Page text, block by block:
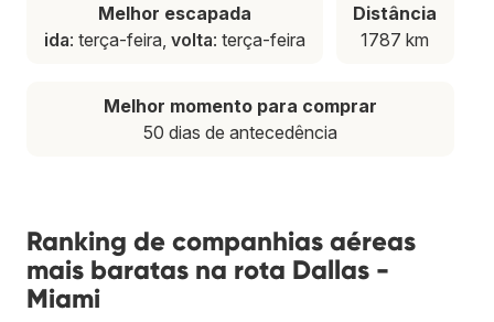
Melhor escapada
ida: terça-feira, volta: terça-feira
Distância
1787 km
Melhor momento para comprar
50 dias de antecedência
Ranking de companhias aéreas
mais baratas na rota Dallas -
Miami